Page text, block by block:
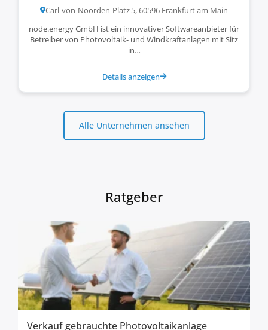
Carl‑von‑Noorden‑Platz 5, 60596 Frankfurt am Main
node.energy GmbH ist ein innovativer Softwareanbieter für
Betreiber von Photovoltaik- und Windkraftanlagen mit Sitz
in…
Details anzeigen
Alle Unternehmen ansehen
Ratgeber
Verkauf gebrauchte Photovoltaikanlage